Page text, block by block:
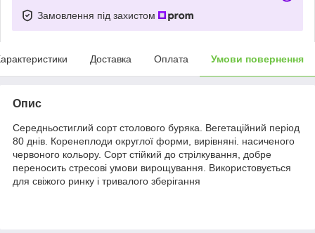
Замовлення під захистом
Доставка Оплата Умови повернення
Опис
Середньостиглий сорт столового буряка. Вегетаційний період
80 днів. Коренеплоди округлої форми, вирівняні. насиченого
червоного кольору. Сорт стійкий до стрілкування, добре
переносить стресові умови вирощування. Використовується
для свіжого ринку і тривалого зберігання